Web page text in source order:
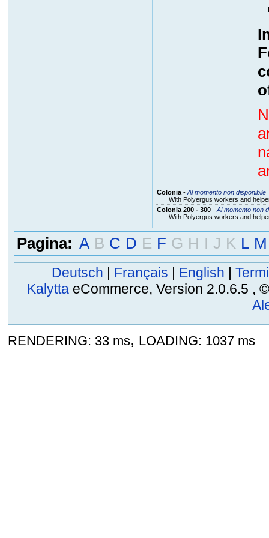
Colonia- Al momento non disponibile
With Polyergus workers and
Colonia 200 - 300- Al momento non
With Polyergus workers and
Pagina: A B C D E F G H I J K L M
Deutsch | Français | English |
KalyttaeCommerce, Version 2.0.6.5 ,
RENDERING: 33 ms, LOADING: 1037 ms